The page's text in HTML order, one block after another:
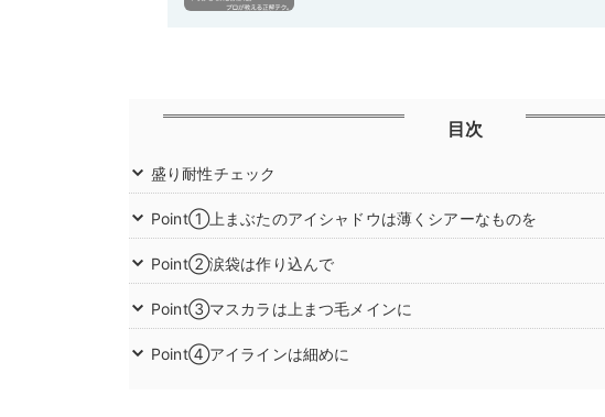
目次
盛り耐性チェック
Point①上まぶたのアイシャドウは薄くシアーなものを
Point②涙袋は作り込んで
Point③マスカラは上まつ毛メインに
Point④アイラインは細めに